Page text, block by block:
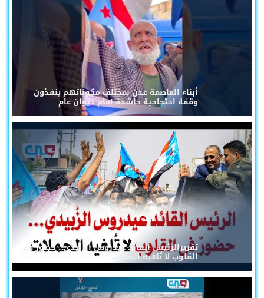
أبناء العاصمة عدن بمختلف مكوناتهم ينفذون
وقفة احتجاجية حاشدة أمام ديوان عام
تقريرالرئيس القائد عيدروس الزُبيدي... حضورٌ في
القلوب لا تُلغيه الحملات